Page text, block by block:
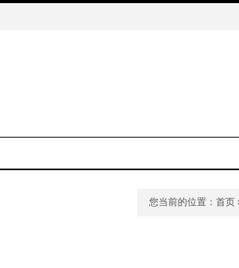
您当前的位置： 首页